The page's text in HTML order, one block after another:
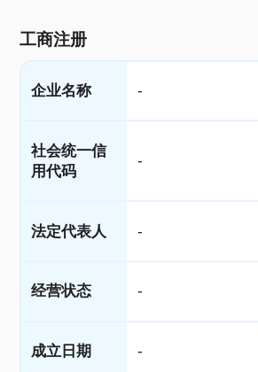
工商注册
企业名称 -
社会统一信
用代码
-
法定代表人 -
经营状态 -
成立日期 -